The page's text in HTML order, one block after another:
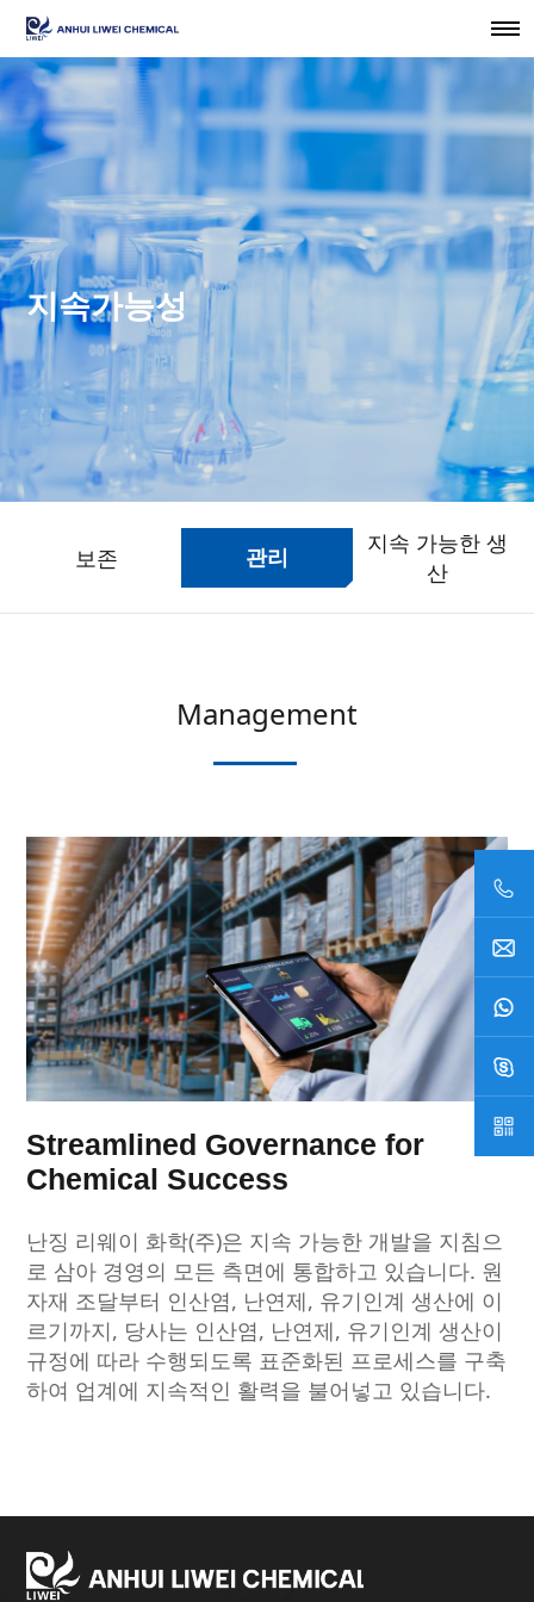
지속가능성
보존 관리
지속 가능한 생
산
Management
Streamlined Governance for
Chemical Success
난징 리웨이 화학(주)은 지속 가능한 개발을 지침으
로 삼아 경영의 모든 측면에 통합하고 있습니다. 원
자재 조달부터 인산염, 난연제, 유기인계 생산에 이
르기까지, 당사는 인산염, 난연제, 유기인계 생산이
규정에 따라 수행되도록 표준화된 프로세스를 구축
하여 업계에 지속적인 활력을 불어넣고 있습니다.